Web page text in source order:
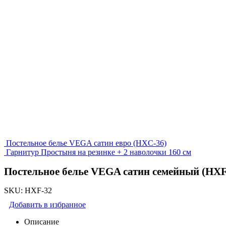
Постельное белье VEGA сатин евро (HXC-36)
Гарнитур Простыня на резинке + 2 наволочки 160 см
Постельное белье VEGA сатин семейный
SKU: HXF-32
Добавить в избранное
Описание